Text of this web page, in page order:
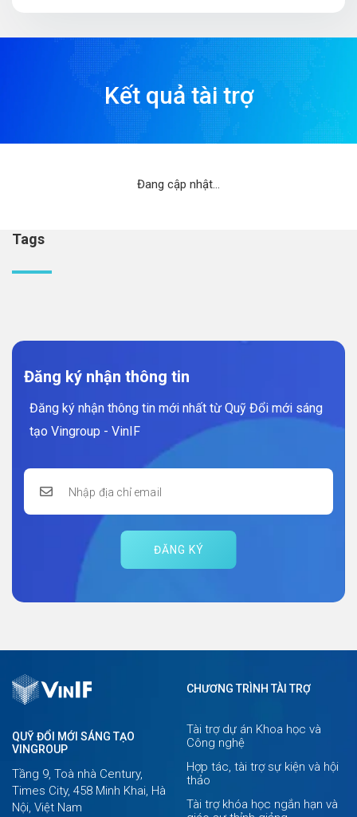
Kết quả tài trợ
Đang cập nhật...
Tags
Đăng ký nhận thông tin
Đăng ký nhận thông tin mới nhất từ Quỹ Đổi mới sáng
tạo Vingroup - VinIF
ĐĂNG KÝ
QUỸ ĐỔI MỚI SÁNG TẠO
VINGROUP
Tầng 9, Toà nhà Century,
Times City, 458 Minh Khai, Hà
Nội, Việt Nam
CHƯƠNG TRÌNH TÀI TRỢ
Tài trợ dự án Khoa học và
Công nghệ
Hợp tác, tài trợ sự kiện và hội
thảo
Tài trợ khóa học ngắn hạn và